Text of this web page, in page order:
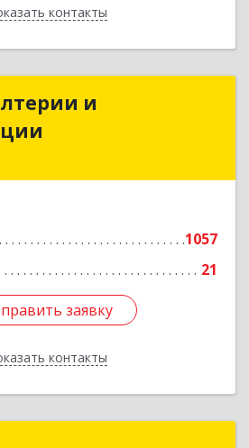
контакты
Назад
и
1057
21
заявку
контакты
бухгалтерии и
Подробнее
заявку
Назад